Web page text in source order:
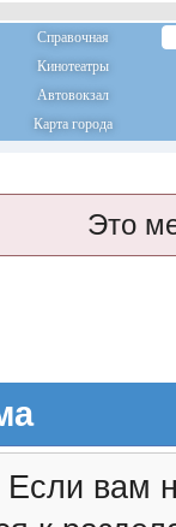
Справочная
Кинотеатры
Автовокзал
Карта города
Это
вам